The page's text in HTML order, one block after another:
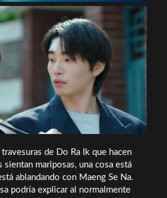
de Do Ra Ik que hacen
sientan mariposas, una cosa está
ablandando con Maeng Se Na.
podría explicar al normalmente